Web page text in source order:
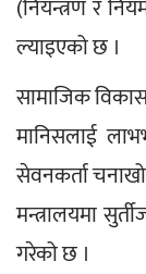
(नियन्त्रण र
ल्याइएको छ ।
सामाजिक
मानिसलाई
सेवनकर्ता
मन्त्रालयमा
गरेको छ ।